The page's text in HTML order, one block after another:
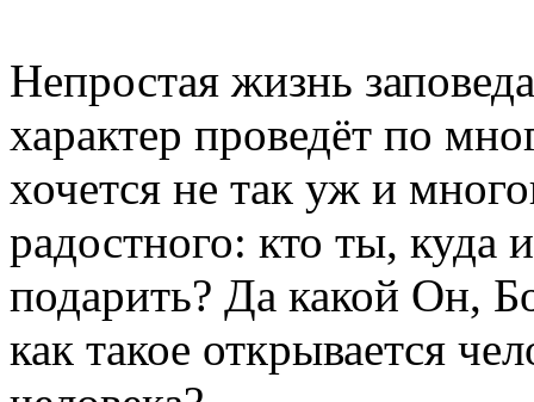
Непростая жизнь
характер проведёт по
хочется не так уж и
радостного: кто ты, куда
подарить? Да какой Он,
как такое открывается